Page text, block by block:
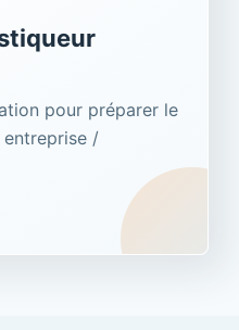
pour préparer le
entreprise /